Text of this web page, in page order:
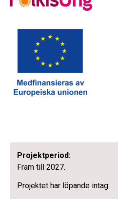
Projektperiod:
Fram till 2027.
Projektet har löpande intag.